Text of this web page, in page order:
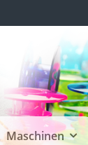
Maschinen